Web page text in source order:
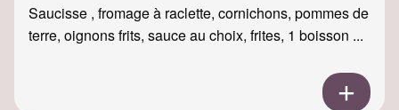
Saucisse , fromage à raclette, cornichons, pommes de
terre, oignons frits, sauce au choix, frites, 1 boisson ...